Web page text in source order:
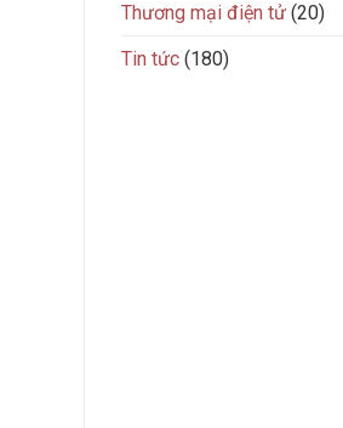
Thương mại điện tử(20)
Tin tức(180)